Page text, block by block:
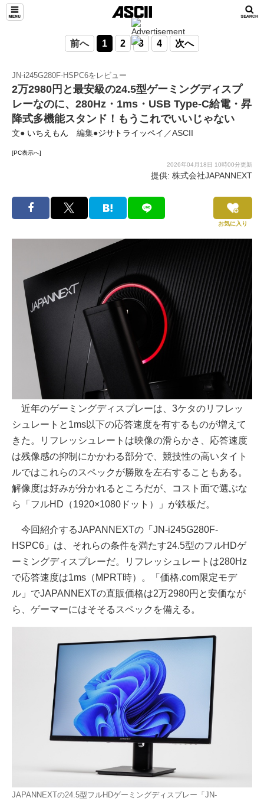
前へ 1 2 3 4 次へ
JN-i245G280F-HSPC6をレビュー
2万2980円と最安級の24.5型ゲーミングディスプ
レーなのに、280Hz・1ms・USB Type-C給電・昇
降式多機能スタンド！もうこれでいいじゃない
文● いちえもん 編集●ジサトライッペイ ／ASCII
[PC表示へ]
2026年04月18日 10時00分更新
提供: 株式会社JAPANNEXT
お気に入り
近年のゲーミングディスプレーは、3ケタのリフレッ
シュレートと1ms以下の応答速度を有するものが増えて
きた。リフレッシュレートは映像の滑らかさ、応答速度
は残像感の抑制にかかわる部分で、競技性の高いタイト
ルではこれらのスペックが勝敗を左右することもある。
解像度は好みが分かれるところだが、コスト面で選ぶな
ら「フルHD（1920×1080ドット）」が鉄板だ。
今回紹介するJAPANNEXTの「JN-i245G280F-
HSPC6」は、それらの条件を満たす24.5型のフルHDゲ
ーミングディスプレーだ。リフレッシュレートは280Hz
で応答速度は1ms（MPRT時）。「価格.com限定モデ
ル」でJAPANNEXTの直販価格は2万2980円と安価なが
ら、ゲーマーにはそそるスペックを備える。
JAPANNEXTの24.5型フルHDゲーミングディスプレー「JN-